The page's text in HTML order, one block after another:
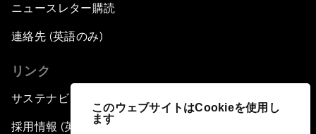
このウェブサイトはCookieを使用し
ます
ニュースレター購読
連絡先 (英語のみ)
リンク
サステナビリティへの取り組み
採用情報 (英語のみ)